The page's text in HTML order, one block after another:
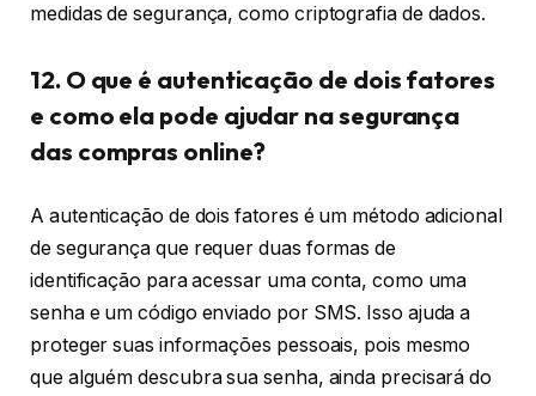
medidas de segurança, como criptografia de dados.
12. O que é autenticação de dois fatores
e como ela pode ajudar na segurança
das compras online?
A autenticação de dois fatores é um método adicional
de segurança que requer duas formas de
identificação para acessar uma conta, como uma
senha e um código enviado por SMS. Isso ajuda a
proteger suas informações pessoais, pois mesmo
que alguém descubra sua senha, ainda precisará do